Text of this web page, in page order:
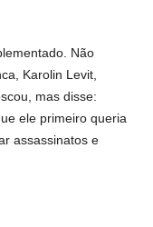
Não
Karolin Levit,
mas disse:
ele primeiro queria
assassinatos e